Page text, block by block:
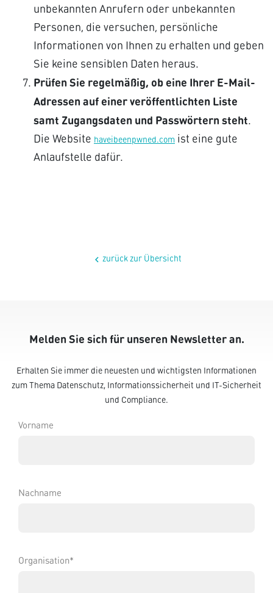
unbekannten Anrufern oder unbekannten
Personen, die versuchen, persönliche
Informationen von Ihnen zu erhalten und geben
Sie keine sensiblen Daten heraus.
Prüfen Sie regelmäßig, ob eine Ihrer E-Mail-
Adressen auf einer veröffentlichten Liste
samt Zugangsdaten und Passwörtern steht.
Die Website haveibeenpwned.com ist eine gute
Anlaufstelle dafür.
chevron_left zurück zur Übersicht
Melden Sie sich für unseren Newsletter an.
Erhalten Sie immer die neuesten und wichtigsten Informationen
zum Thema Datenschutz, Informationssicherheit und IT-Sicherheit
und Compliance.
Vorname
Nachname
Organisation*